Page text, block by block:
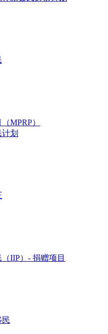
MPRP）
划
IIP）- 捐赠项目
民